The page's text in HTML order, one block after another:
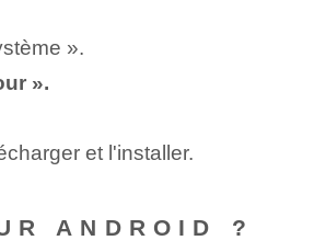
».
».
et l'installer.
ANDROID ?